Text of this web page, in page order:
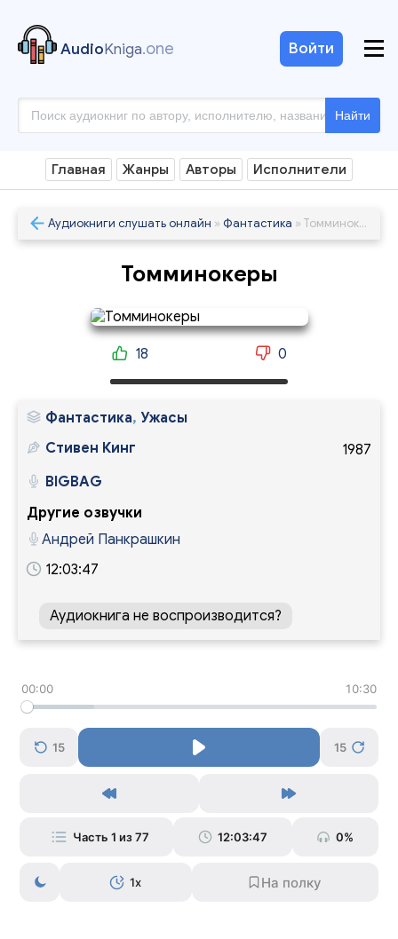
AudioKniga.one
Найти
Войти
Главная Жанры Авторы Исполнители
Аудиокниги слушать онлайн » Фантастика » Томминокеры
Томминокеры
18 0
Фантастика, Ужасы
1987
Стивен Кинг
BIGBAG
Другие озвучки
Андрей Панкрашкин
12:03:47
Аудиокнига не воспроизводится?
00:00 10:30
15 15
Часть 1 из 77 12:03:47 0%
1x